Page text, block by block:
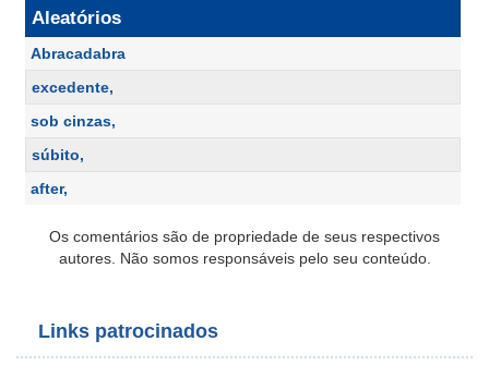
Aleatórios
Abracadabra
excedente,
sob cinzas,
súbito,
after,
Os comentários são de propriedade de seus respectivos
autores. Não somos responsáveis pelo seu conteúdo.
Links patrocinados